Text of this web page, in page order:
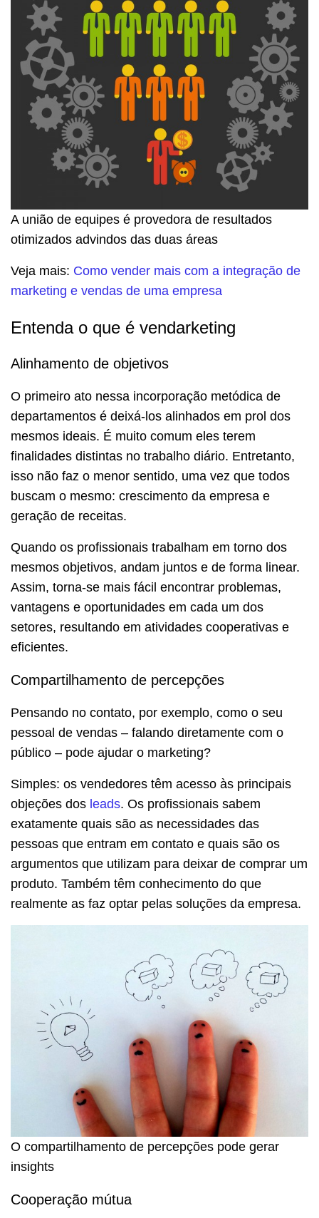
A união de equipes é provedora de resultados
otimizados advindos das duas áreas
Veja mais: Como vender mais com a integração de
marketing e vendas de uma empresa
Entenda o que é vendarketing
Alinhamento de objetivos
O primeiro ato nessa incorporação metódica de
departamentos é deixá-los alinhados em prol dos
mesmos ideais. É muito comum eles terem
finalidades distintas no trabalho diário. Entretanto,
isso não faz o menor sentido, uma vez que todos
buscam o mesmo: crescimento da empresa e
geração de receitas.
Quando os profissionais trabalham em torno dos
mesmos objetivos, andam juntos e de forma linear.
Assim, torna-se mais fácil encontrar problemas,
vantagens e oportunidades em cada um dos
setores, resultando em atividades cooperativas e
eficientes.
Compartilhamento de percepções
Pensando no contato, por exemplo, como o seu
pessoal de vendas – falando diretamente com o
público – pode ajudar o marketing?
Simples: os vendedores têm acesso às principais
objeções dos leads. Os profissionais sabem
exatamente quais são as necessidades das
pessoas que entram em contato e quais são os
argumentos que utilizam para deixar de comprar um
produto. Também têm conhecimento do que
realmente as faz optar pelas soluções da empresa.
O compartilhamento de percepções pode gerar
insights
Cooperação mútua